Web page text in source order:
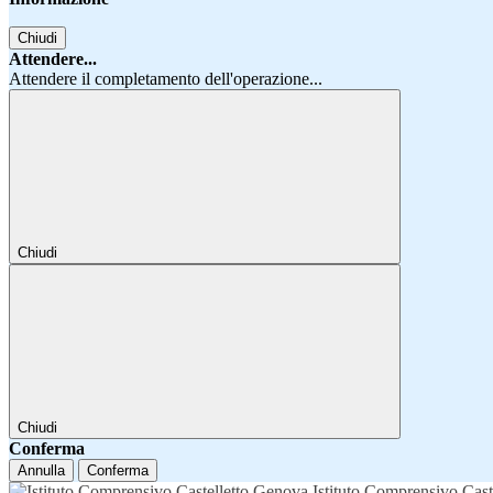
Chiudi
Attendere...
Attendere il completamento dell'operazione...
Chiudi
Chiudi
Conferma
Annulla Conferma